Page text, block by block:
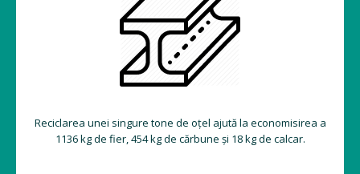
Reciclarea unei singure tone de oțel ajută la economisirea a
1136 kg de fier, 454 kg de cărbune și 18 kg de calcar.